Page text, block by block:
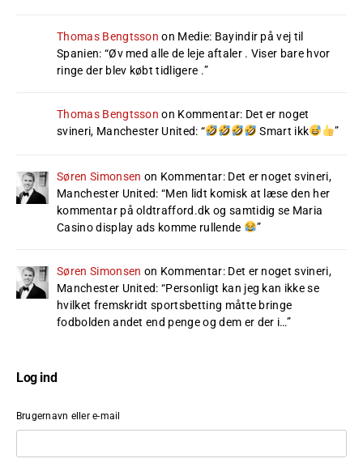
Thomas Bengtsson on Medie: Bayindir på vej til
Spanien: “Øv med alle de leje aftaler . Viser bare hvor
ringe der blev købt tidligere .”
Thomas Bengtsson on Kommentar: Det er noget
svineri, Manchester United: “ Smart ikk ”
Søren Simonsen on Kommentar: Det er noget svineri,
Manchester United: “Men lidt komisk at læse den her
kommentar på oldtrafford.dk og samtidig se Maria
Casino display ads komme rullende
”
Søren Simonsen on Kommentar: Det er noget svineri,
Manchester United: “Personligt kan jeg kan ikke se
hvilket fremskridt sportsbetting måtte bringe
fodbolden andet end penge og dem er der i…”
Log ind
Brugernavn eller e-mail